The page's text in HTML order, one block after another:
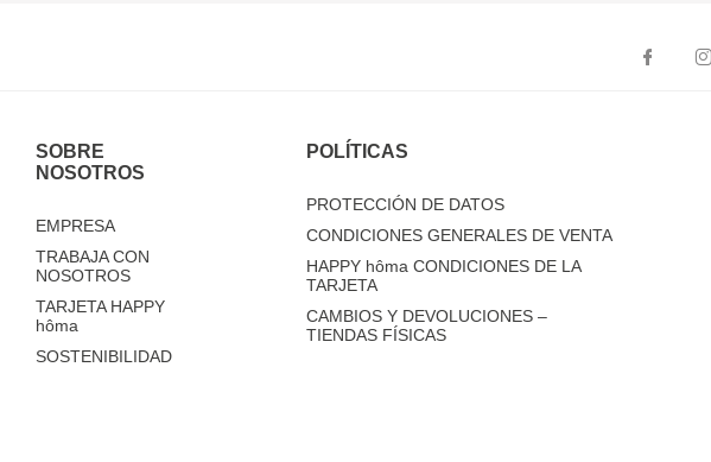
SOBRE
NOSOTROS
EMPRESA
TRABAJA CON
NOSOTROS
TARJETA HAPPY
hôma
SOSTENIBILIDAD
POLÍTICAS
PROTECCIÓN DE DATOS
CONDICIONES GENERALES DE VENTA
HAPPY hôma CONDICIONES DE LA
TARJETA
CAMBIOS Y DEVOLUCIONES –
TIENDAS FÍSICAS